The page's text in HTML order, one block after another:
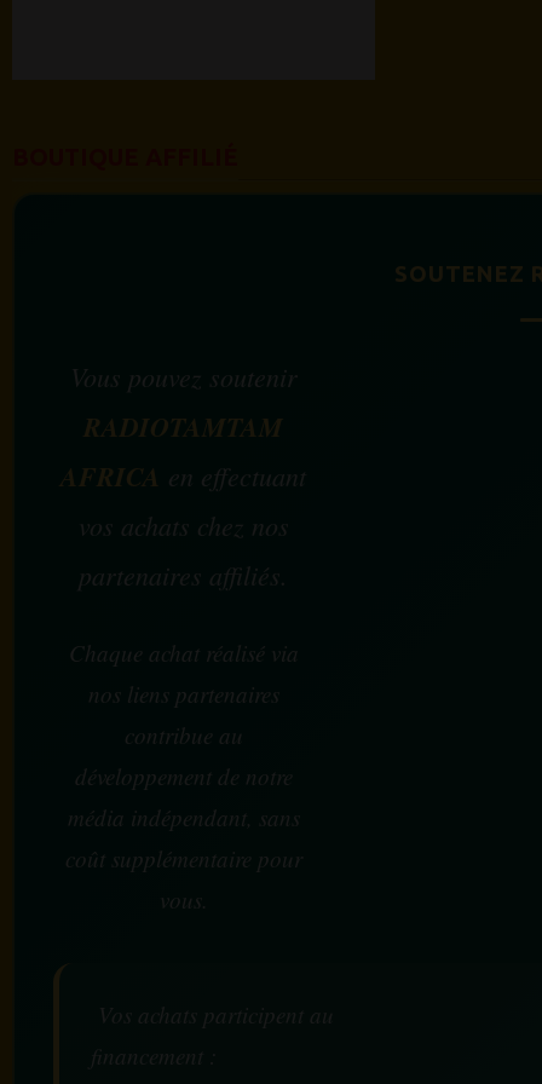
SOUTENEZ
Vous pouvez soutenir
RADIOTAMTAM
AFRICA en effectuant
vos achats chez nos
partenaires affiliés.
Chaque achat réalisé via
nos liens partenaires
contribue au
développement de notre
média indépendant, sans
coût supplémentaire pour
vous.